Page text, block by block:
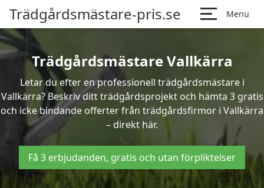
Trädgårdsmästare-pris.se Menu
Trädgårdsmästare Vallkärra
Letar du efter en professionell trädgårdsmästare i
Vallkärra? Beskriv ditt trädgårdsprojekt och hämta 3 gratis
och icke bindande offerter från trädgårdsfirmor i Vallkärra
– direkt här.
Få 3 erbjudanden, gratis och utan förpliktelser